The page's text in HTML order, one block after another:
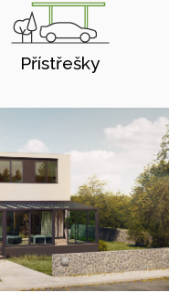
Přístřešky